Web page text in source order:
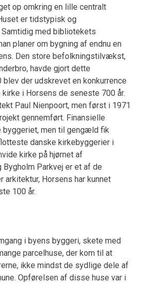
op omkring en lille centralt
er tidstypisk og
med bibliotekets
planer om bygning af endnu en
Den store befolkningstilvækst,
havde gjort dette
blev der udskrevet en konkurrence
i Horsens de seneste 700 år.
Paul Nienpoort, men først i 1971
gennemført. Finansielle
byggeriet, men til gengæld fik
danske kirkebyggerier i
kirke på hjørnet af
Bygholm Parkvej er et af de
arkitektur, Horsens har kunnet
100 år.
i byens byggeri, skete med
parcelhuse, der kom til at
ikke mindst de sydlige dele af
Opførelsen af disse huse var i